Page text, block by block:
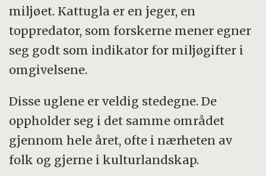
miljøet. Kattugla er en jeger, en
toppredator, som forskerne mener egner
seg godt som indikator for miljøgifter i
omgivelsene.
Disse uglene er veldig stedegne. De
oppholder seg i det samme området
gjennom hele året, ofte i nærheten av
folk og gjerne i kulturlandskap.